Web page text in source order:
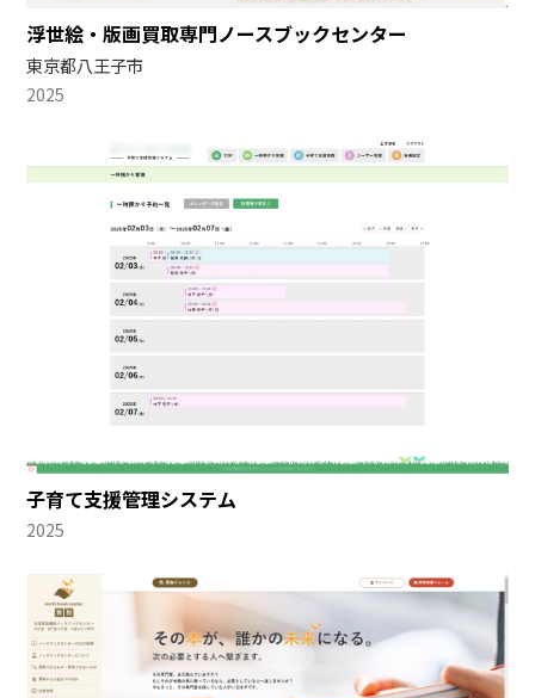
個人情報の取扱いについて
開示の求めについて
情報セキュリティ基本方針
浮世絵・版画買取専門ノースブックセンター
東京都八王子市
2025
子育て支援管理システム
2025